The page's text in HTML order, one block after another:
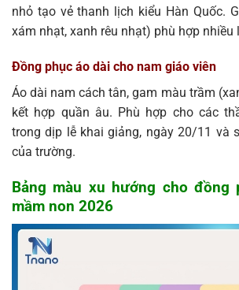
nhỏ tạo vẻ thanh lịch kiểu Hàn Quốc.
xám nhạt, xanh rêu nhạt) phù hợp nhiều
Đồng phục áo dài cho nam giáo viên
Áo dài nam cách tân, gam màu trầm
kết hợp quần âu. Phù hợp cho các
trong dịp lễ khai giảng, ngày 20/11 và
của trường.
Bảng màu xu hướng cho đồng
mầm non 2026